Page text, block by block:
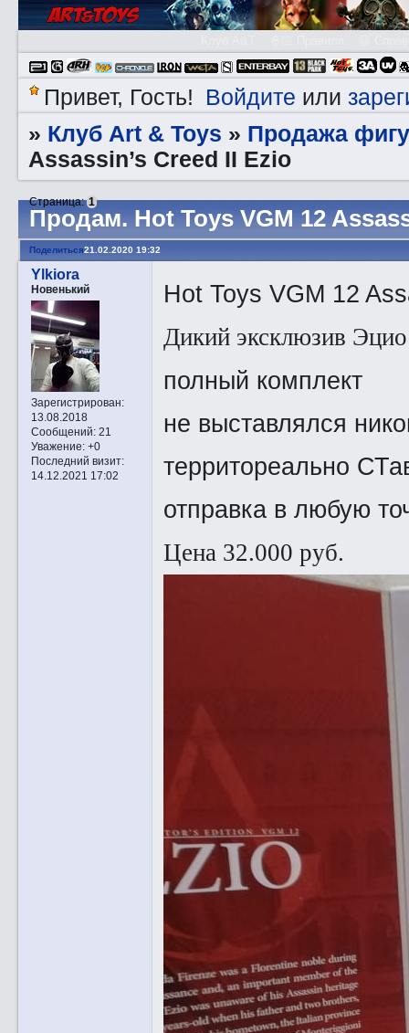
Привет, Гость! Войдите или
» Клуб Art & Toys » Продажа
Assassin’s Creed II Ezio
Прoдам. Hot Toys VGM 12
Страница:1
Поделиться21.02.2020 19:32
Ylkiora
Новенький
Зарегистрирован:
13.08.2018
Сообщений:21
Уважение: +0
Последний визит:
14.12.2021 17:02
Hot Toys VGM 12
Дикий эксклюзив
полный комплект
не выставлялся
территореально
отправка в любую
Цена 32.000 руб.